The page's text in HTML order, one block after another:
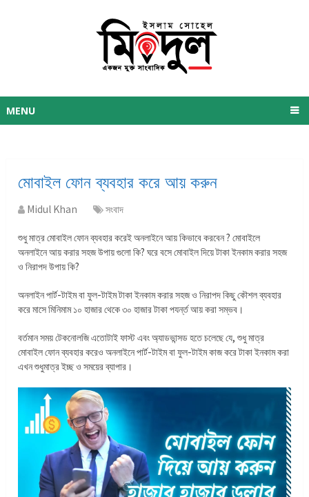
MENU
মোবাইল ফোন ব্যবহার করে আয় করুন
Midul Khan সংবাদ
শুধু মাত্র মোবাইল ফোন ব্যবহার করেই অনলাইনে আয় কিভাবে করবেন ? মোবাইলে
অনলাইনে আয় করার সহজ উপায় গুলো কি? ঘরে বসে মোবাইল দিয়ে টাকা ইনকাম করার সহজ
ও নিরাপদ উপায় কি?
অনলাইন পার্ট-টাইম বা ফুল-টাইম টাকা ইনকাম করার সহজ ও নিরাপদ কিছু কৌশল ব্যবহার
করে মাসে মিনিমাম ১০ হাজার থেকে ৩০ হাজার টাকা পযর্ন্ত আয় করা সম্ভব।
বর্তমান সময় টেকনোলজি এতোটাই ফাস্ট এবং অ্যাডভান্সড হতে চলেছে যে, শুধু মাত্র
মোবাইল ফোন ব্যবহার করেও অনলাইনে পার্ট-টাইম বা ফুল-টাইম কাজ করে টাকা ইনকাম করা
এখন শুধুমাত্র ইচ্ছ ও সময়ের ব্যাপার।